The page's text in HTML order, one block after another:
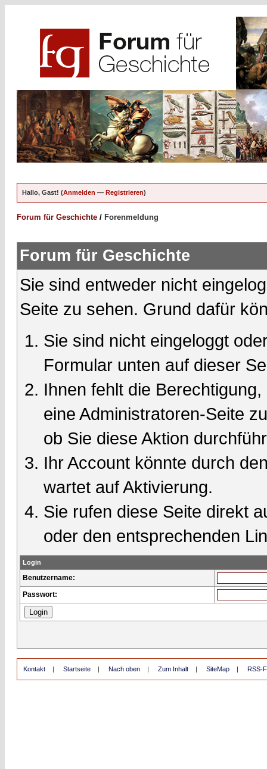
Hallo, Gast! (Anmelden — Registrieren)
Forum für Geschichte / Forenmeldung
Forum für Geschichte
Sie sind entweder nicht
Seite zu sehen. Grund dafür
Sie sind nicht eingeloggt
Formular unten auf dieser
Ihnen fehlt die
eine Administratoren-Seite
ob Sie diese Aktion
Ihr Account könnte durch
wartet auf Aktivierung.
Sie rufen diese Seite direkt
oder den entsprechenden
Login
Benutzername:
Passwort:
Kontakt | Startseite | Nach oben | Zum Inhalt | SiteMap | RSS-